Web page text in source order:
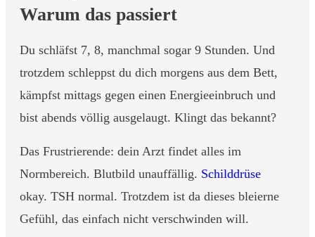
Warum das passiert
Du schläfst 7, 8, manchmal sogar 9 Stunden. Und
trotzdem schleppst du dich morgens aus dem Bett,
kämpfst mittags gegen einen Energieeinbruch und
bist abends völlig ausgelaugt. Klingt das bekannt?
Das Frustrierende: dein Arzt findet alles im
Normbereich. Blutbild unauffällig. Schilddrüse
okay. TSH normal. Trotzdem ist da dieses bleierne
Gefühl, das einfach nicht verschwinden will.